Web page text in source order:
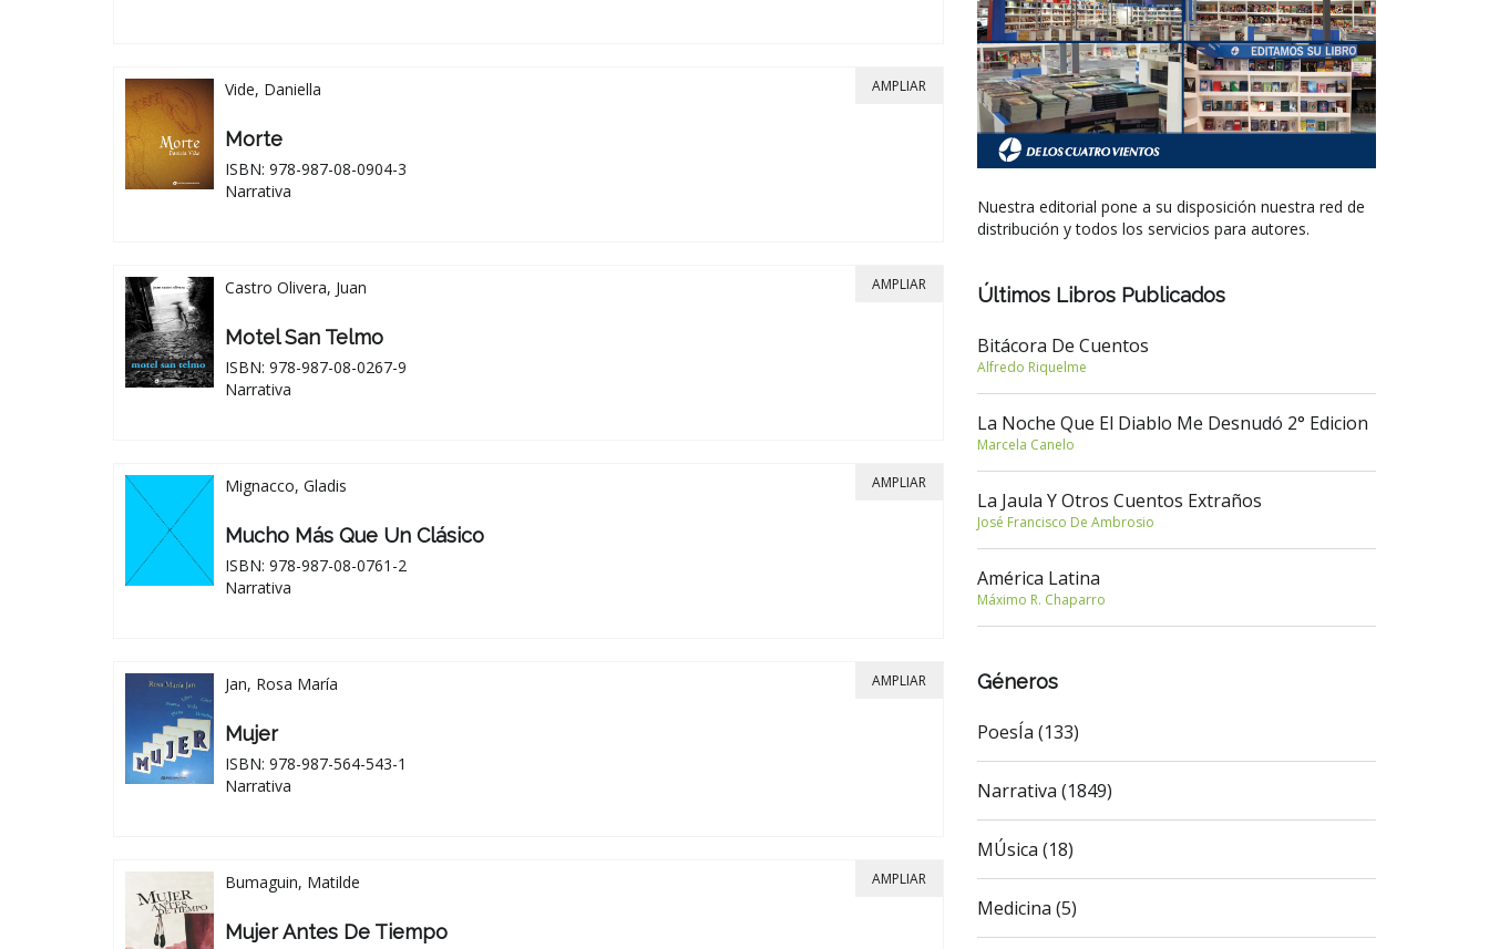
Vide, Daniella
Morte
ISBN: 978-987-08-0904-3
Narrativa
AMPLIAR
Castro Olivera, Juan
Motel San Telmo
ISBN: 978-987-08-0267-9
Narrativa
AMPLIAR
Mignacco, Gladis
Mucho Más Que Un Clásico
ISBN: 978-987-08-0761-2
Narrativa
AMPLIAR
Jan, Rosa María
Mujer
ISBN: 978-987-564-543-1
Narrativa
AMPLIAR
Bumaguin, Matilde
Mujer Antes De Tiempo
AMPLIAR
Nuestra editorial pone a su disposición nuestra red de
distribución y todos los servicios para autores.
Últimos Libros Publicados
Bitácora De Cuentos
Alfredo Riquelme
La Noche Que El Diablo Me Desnudó 2° Edicion
Marcela Canelo
La Jaula Y Otros Cuentos Extraños
José Francisco De Ambrosio
América Latina
Máximo R. Chaparro
Géneros
PoesÍa (133)
Narrativa (1849)
MÚsica (18)
Medicina (5)